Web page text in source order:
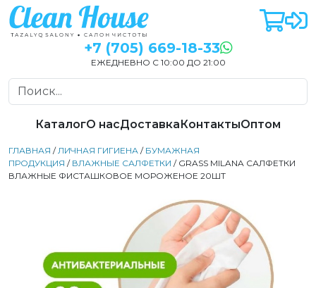
+7 (705) 669-18-33
ЕЖЕДНЕВНО С 10:00 ДО 21:00
КаталогО насДоставкаКонтактыОптом
ГЛАВНАЯ /ЛИЧНАЯ ГИГИЕНА / БУМАЖНАЯ
ПРОДУКЦИЯ / ВЛАЖНЫЕ САЛФЕТКИ / GRASS MILANA САЛФЕТКИ
ВЛАЖНЫЕ ФИСТАШКОВОЕ МОРОЖЕНОЕ 20ШТ